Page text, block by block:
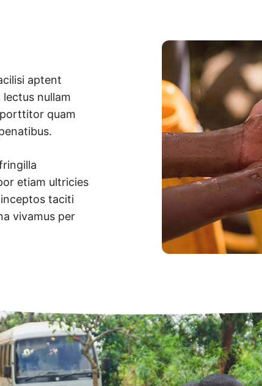
aptent
nullam
quam
etiam ultricies
taciti
vivamus per